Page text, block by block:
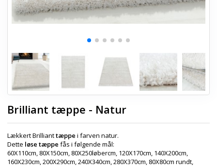
Brilliant tæppe - Natur
Lækkert Brillianttæppe i farven natur.
Dette løse tæppe fås i følgende mål:
60X110cm, 80X150cm, 80X250løbercm, 120X170cm, 140X200cm,
160X230cm, 200X290cm, 240X340cm, 280X370cm, 80X80cm rundt,